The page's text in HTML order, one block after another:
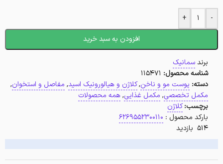
-
+
افزودن به سبد خرید
برندسمانیک
شناسه محصول: 115471
دسته: پوست مو و ناخن,کلاژن و هیالورونیک اسید, مفاصل و استخوان,
مکمل تخصصی, مکمل غذایی,همه محصولات
برچسب:کلاژن
بارکد محصول : 6269552300110
514 بازدید